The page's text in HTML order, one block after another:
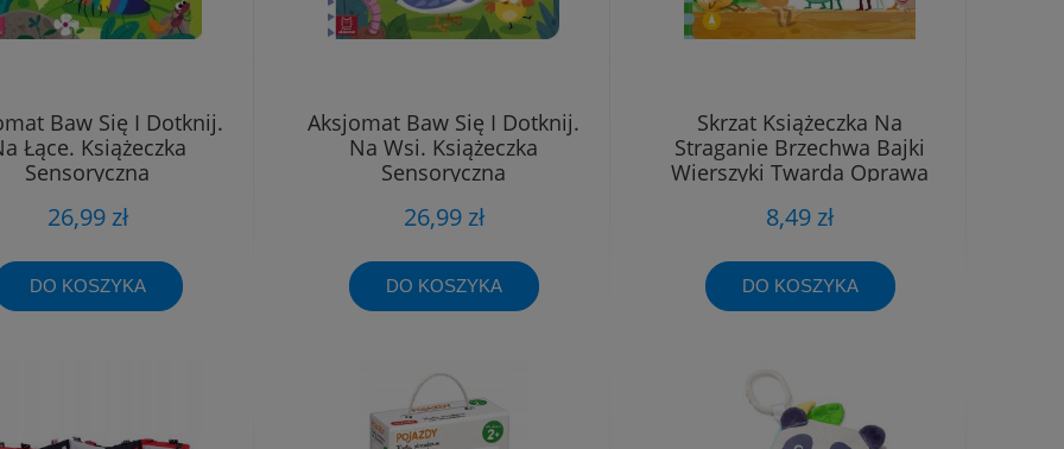
Baw Się I Dotknij.
Łące. Książeczka
Sensoryczna
26,99 zł
DO KOSZYKA
Aksjomat Baw Się I Dotknij.
Na Wsi. Książeczka
Sensoryczna
26,99 zł
DO KOSZYKA
Skrzat Książeczka Na
Straganie Brzechwa Bajki
Wierszyki Twarda Oprawa
8,49 zł
DO KOSZYKA